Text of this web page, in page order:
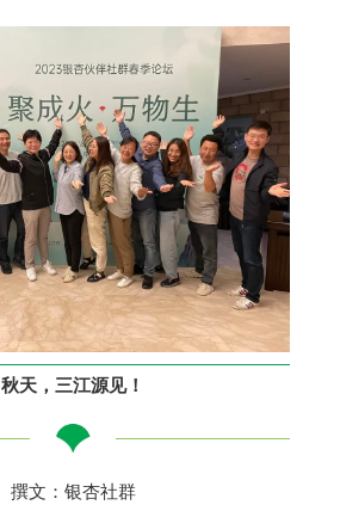
秋天，三江源见！
撰文：银杏社群